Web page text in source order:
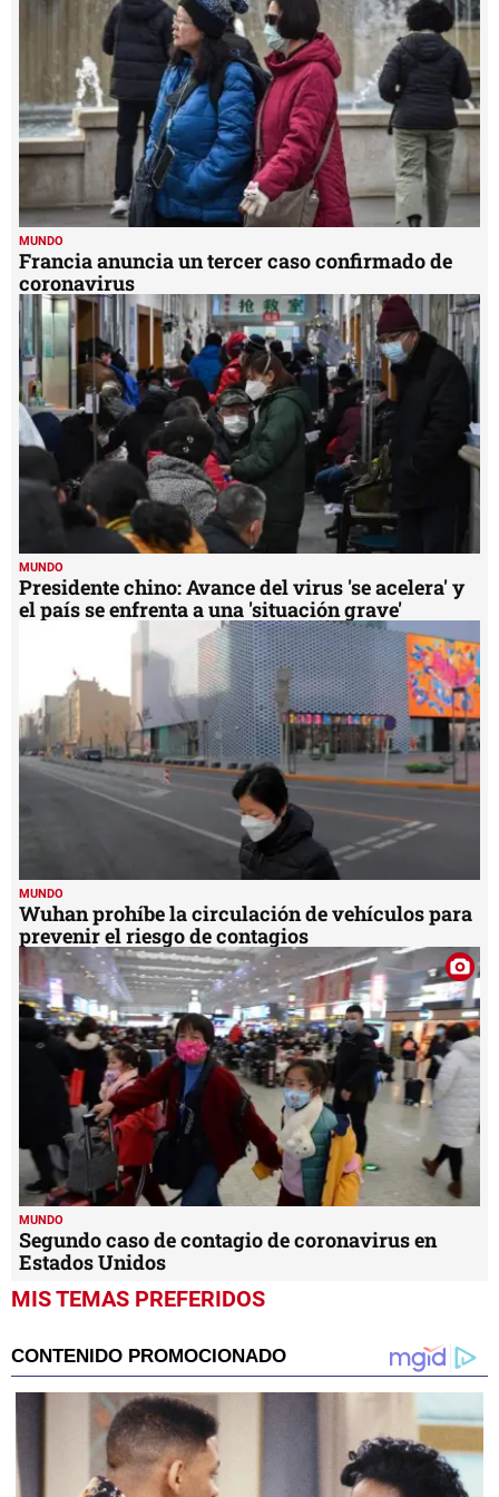
MUNDO
Francia anuncia un tercer caso confirmado de
coronavirus
MUNDO
Presidente chino: Avance del virus 'se acelera' y
el país se enfrenta a una 'situación grave'
MUNDO
Wuhan prohíbe la circulación de vehículos para
prevenir el riesgo de contagios
MUNDO
Segundo caso de contagio de coronavirus en
Estados Unidos
MIS TEMAS PREFERIDOS